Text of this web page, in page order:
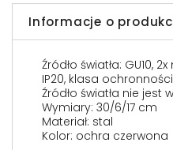
Informacje o
Źródło światła: GU10, 2x
IP20, klasa
Źródło światła nie jest
Wymiary: 30/6/17 cm
Materiał: stal
Kolor: ochra czerwona